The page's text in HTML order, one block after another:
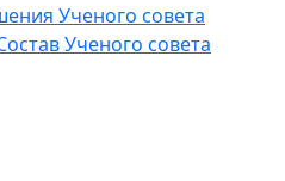
Ученого совета
Ученого совета